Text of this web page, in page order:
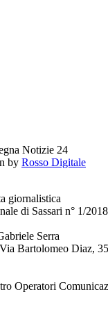
Notizie 24
by Rosso Digitale
giornalistica
di Sassari n° 1/2018
Serra
Bartolomeo Diaz,
Operatori